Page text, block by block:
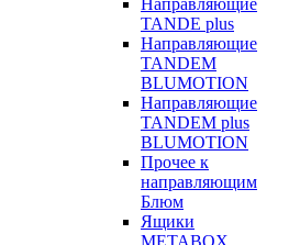
Направляющие
TANDE plus
Направляющие
TANDEM
BLUMOTION
Направляющие
TANDEM plus
BLUMOTION
Прочее к
направляющим
Блюм
Ящики
METABOX